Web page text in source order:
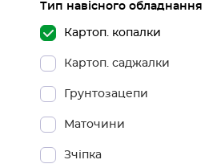
Тип навісного обладнання
Картоп. копалки
Картоп. саджалки
Грунтозацепи
Маточини
Зчіпка